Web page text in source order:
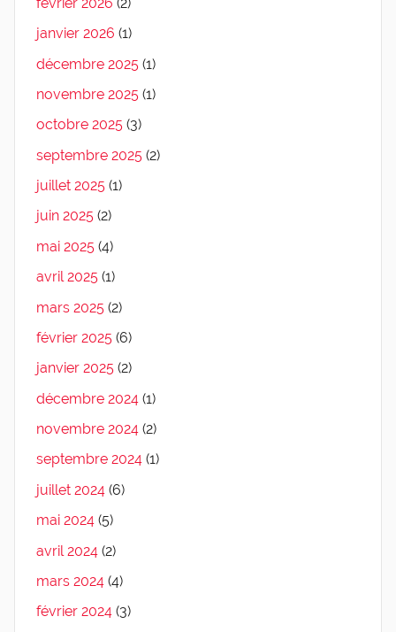
janvier 2026 (1)
décembre 2025 (1)
novembre 2025 (1)
octobre 2025 (3)
septembre 2025 (2)
juillet 2025 (1)
juin 2025 (2)
mai 2025 (4)
avril 2025 (1)
mars 2025 (2)
février 2025 (6)
janvier 2025 (2)
décembre 2024 (1)
novembre 2024 (2)
septembre 2024 (1)
juillet 2024 (6)
mai 2024 (5)
avril 2024 (2)
mars 2024 (4)
février 2024 (3)